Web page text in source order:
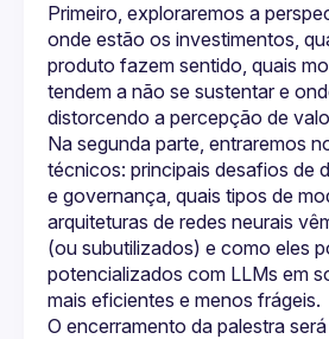
Primeiro, exploraremos a
onde estão os investimentos,
produto fazem sentido, quais
tendem a não se sustentar e
distorcendo a percepção de
Na segunda parte, entraremos
técnicos: principais desafios de
e governança, quais tipos de
arquiteturas de redes neurais
(ou subutilizados) e como eles
potencializados com LLMs em
O encerramento da palestra